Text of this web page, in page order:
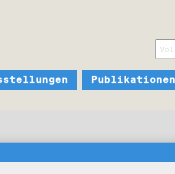
Publikationen